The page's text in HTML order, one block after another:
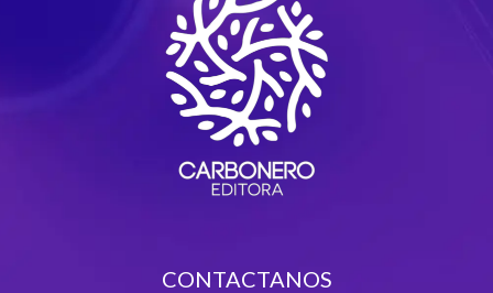
CONTACTANOS